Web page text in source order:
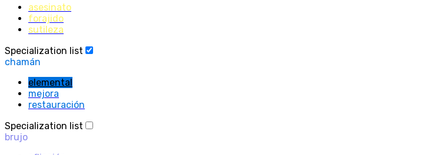
asesinato
forajido
sutileza
Specialization list
chamán
elemental
mejora
restauración
Specialization list
brujo